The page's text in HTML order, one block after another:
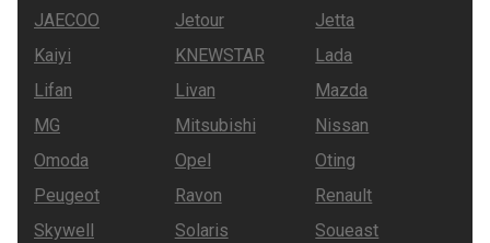
JAECOO
Jetour
Jetta
Kaiyi
KNEWSTAR
Lada
Lifan
Livan
Mazda
MG
Mitsubishi
Nissan
Omoda
Opel
Oting
Peugeot
Ravon
Renault
Skywell
Solaris
Soueast